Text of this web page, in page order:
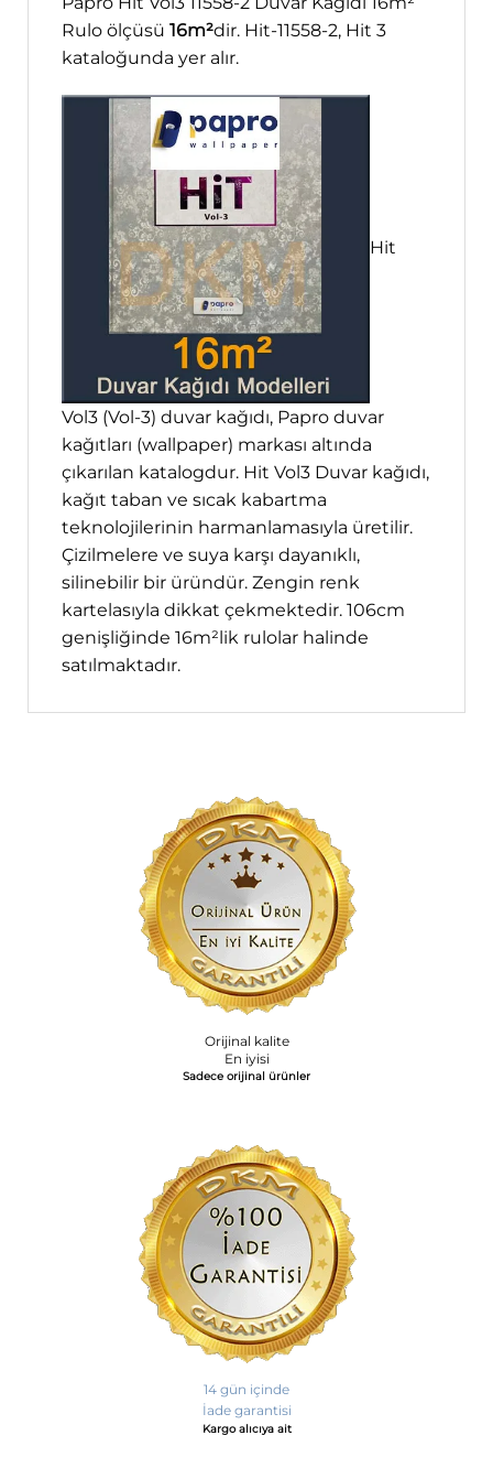
Rulo ölçüsü 16m²dir. Hit-11558-2, Hit 3
kataloğunda yer alır.
Hit
Vol3 (Vol-3) duvar kağıdı, Papro duvar
kağıtları (wallpaper) markası altında
çıkarılan katalogdur. Hit Vol3 Duvar kağıdı,
kağıt taban ve sıcak kabartma
teknolojilerinin harmanlamasıyla üretilir.
Çizilmelere ve suya karşı dayanıklı,
silinebilir bir üründür. Zengin renk
kartelasıyla dikkat çekmektedir. 106cm
genişliğinde 16m²lik rulolar halinde
satılmaktadır.
Orijinal kalite
En iyisi
Sadece orijinal ürünler
14 gün içinde
İade garantisi
Kargo alıcıya ait